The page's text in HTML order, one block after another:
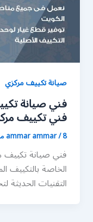
صيانة تكييف مركزي
فني تكييف
ammar ammar/8 مايو، 2020
فني صيانة تكييف
الخاصة بالتكييف
التقنيات الحديثة